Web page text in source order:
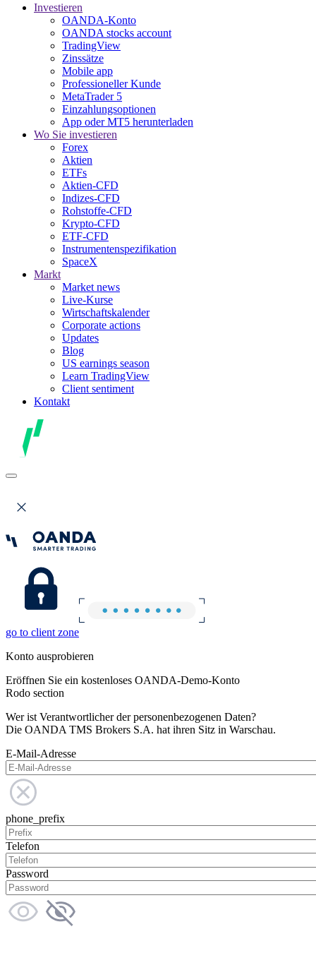
Investieren
OANDA-Konto
OANDA stocks account
TradingView
Zinssätze
Mobile app
Professioneller Kunde
MetaTrader 5
Einzahlungsoptionen
App oder MT5 herunterladen
Wo Sie investieren
Forex
Aktien
ETFs
Aktien-CFD
Indizes-CFD
Rohstoffe-CFD
Krypto-CFD
ETF-CFD
Instrumentenspezifikation
SpaceX
Markt
Market news
Live-Kurse
Wirtschaftskalender
Corporate actions
Updates
Blog
US earnings season
Learn TradingView
Client sentiment
Kontakt
go to client zone
Konto ausprobieren
Eröffnen Sie ein kostenloses OANDA-Demo-Konto
Rodo section
Wer ist Verantwortlicher der personenbezogenen Daten?
Die OANDA TMS Brokers S.A. hat ihren Sitz in Warschau.
E-Mail-Adresse
phone_prefix
Telefon
Password